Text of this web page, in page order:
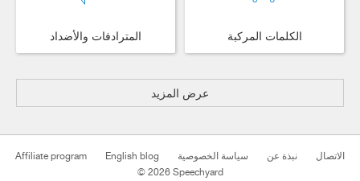
المترادفات والأضداد الكلمات المركبة
عرض المزيد
Affiliate program English blog سياسة الخصوصية نبذة عن
الاتصال
© 2026 Speechyard